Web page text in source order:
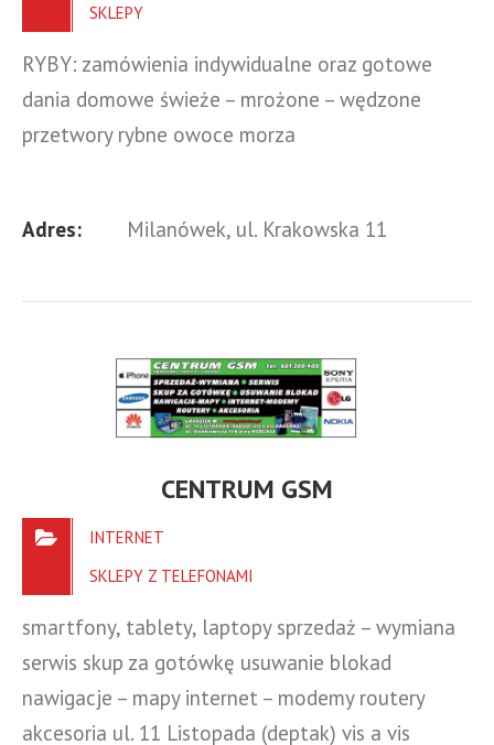
SKLEPY
RYBY: zamówienia indywidualne oraz gotowe
dania domowe świeże – mrożone – wędzone
przetwory rybne owoce morza
Adres: Milanówek, ul. Krakowska 11
CENTRUM GSM
INTERNET
SKLEPY Z TELEFONAMI
smartfony, tablety, laptopy sprzedaż – wymiana
serwis skup za gotówkę usuwanie blokad
nawigacje – mapy internet – modemy routery
akcesoria ul. 11 Listopada (deptak) vis a vis